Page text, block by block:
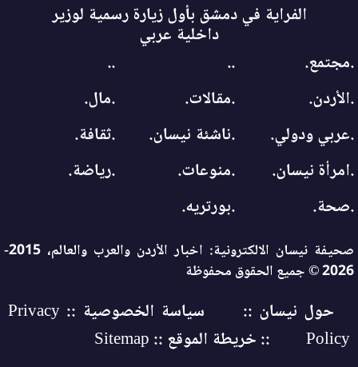
الفراية في دمشق بأول زيارة رسمية لوزير
داخلية عربي
.مجتمع.
..
..
.الأردن.
.مقالات.
.مال.
.عربي ودولي.
.ناشئة نيسان.
.ثقافة.
.امرأة نيسان.
.منوعات.
.رياضة.
.صحة.
.بورتريه.
صحيفة نيسان الالكترونية: اخبار الأردن والعرب والعالم، 2015-
2026 © جميع الحقوق محفوظة
حول نيسان ::
سياسة الخصوصية :: Privacy
Policy
:: خريطة الموقع :: Sitemap